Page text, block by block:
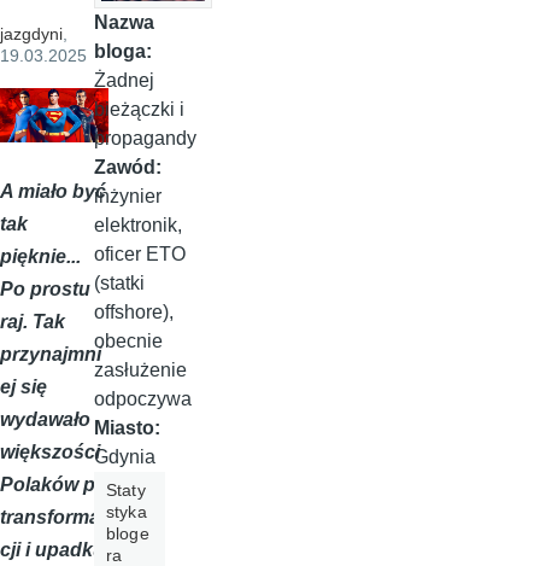
jazgdyni,
19.03.2025
A miało być
tak
pięknie...
Po prostu
raj. Tak
przynajmni
ej się
wydawało
większości
Polaków po
transforma
cji i upadku
Nazwa
bloga:
Żadnej
bieżączki i
propagandy
Zawód:
inżynier
elektronik,
oficer ETO
(statki
offshore),
obecnie
zasłużenie
odpoczywa
Miasto:
Gdynia
Staty
styka
bloge
ra